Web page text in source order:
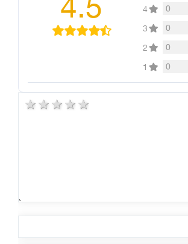
0
4
0
3
0
2
0
1
5 stars 4 stars 3 stars 2 stars 1 star